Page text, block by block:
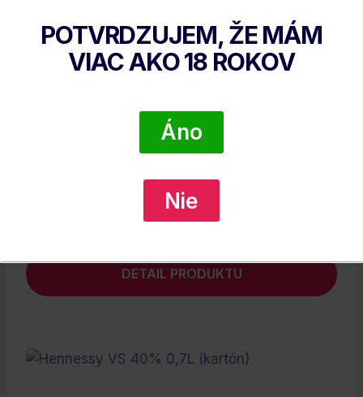
Beefeater 40% 0,7L (holá Fľaša)
DETAIL PRODUKTU
POTVRDZUJEM, ŽE MÁM
VIAC AKO18 ROKOV
Áno
Nie